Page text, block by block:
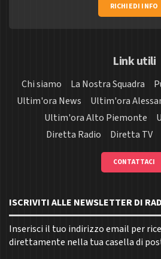
RICHIEDI INFO
Link utili
Chi siamo La Nostra Squadra
Ultim'ora News
Ultim'ora
Ultim'ora Alto Piemonte
Diretta Radio
Diretta TV
CONTATTACI
ISCRIVITI ALLE NEWSLETTER DI
Inserisci il tuo indirizzo email per
direttamente nella tua casella di